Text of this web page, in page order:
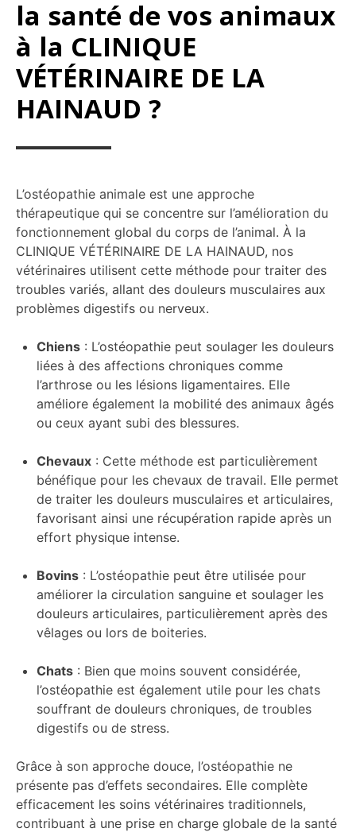
la santé de vos animaux
à la CLINIQUE
VÉTÉRINAIRE DE LA
HAINAUD ?
L’ostéopathie animale est une approche
thérapeutique qui se concentre sur l’amélioration du
fonctionnement global du corps de l’animal. À la
CLINIQUE VÉTÉRINAIRE DE LA HAINAUD, nos
vétérinaires utilisent cette méthode pour traiter des
troubles variés, allant des douleurs musculaires aux
problèmes digestifs ou nerveux.
Chiens : L’ostéopathie peut soulager les douleurs
liées à des affections chroniques comme
l’arthrose ou les lésions ligamentaires. Elle
améliore également la mobilité des animaux âgés
ou ceux ayant subi des blessures.
Chevaux : Cette méthode est particulièrement
bénéfique pour les chevaux de travail. Elle permet
de traiter les douleurs musculaires et articulaires,
favorisant ainsi une récupération rapide après un
effort physique intense.
Bovins : L’ostéopathie peut être utilisée pour
améliorer la circulation sanguine et soulager les
douleurs articulaires, particulièrement après des
vêlages ou lors de boiteries.
Chats : Bien que moins souvent considérée,
l’ostéopathie est également utile pour les chats
souffrant de douleurs chroniques, de troubles
digestifs ou de stress.
Grâce à son approche douce, l’ostéopathie ne
présente pas d’effets secondaires. Elle complète
efficacement les soins vétérinaires traditionnels,
contribuant à une prise en charge globale de la santé